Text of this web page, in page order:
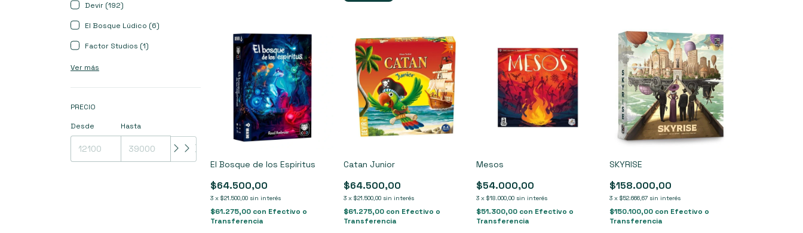
Devir (192)
El Bosque Lúdico (6)
Factor Studios (1)
Ver más
PRECIO
Desde
Hasta
El Bosque de los Espiritus
$64.500,00
3 x$21.500,00 sin interés
$61.275,00 con Efectivo o
Transferencia
Catan Junior
$64.500,00
3 x $21.500,00 sin interés
$61.275,00 con Efectivo o
Transferencia
Mesos
$54.000,00
3 x$18.000,00 sin interés
$51.300,00 con Efectivo o
Transferencia
SKYRISE
$158.000,00
3 x $52.666,67 sin interés
$150.100,00 con Efectivo o
Transferencia